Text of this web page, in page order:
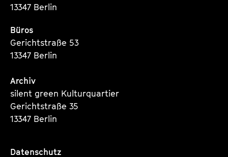
13347 Berlin
Büros
Gerichtstraße 53
13347 Berlin
Archiv
silent green Kulturquartier
Gerichtstraße 35
13347 Berlin
Datenschutz